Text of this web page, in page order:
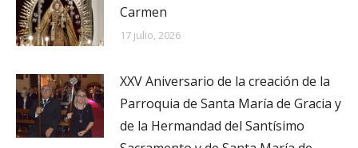
Carmen
17 julio, 2026
XXV Aniversario de la creación de la
Parroquia de Santa María de Gracia y
de la Hermandad del Santísimo